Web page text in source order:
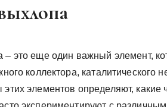
это еще один важный элемент,
коллектора, каталитического
элементов определяют, какие